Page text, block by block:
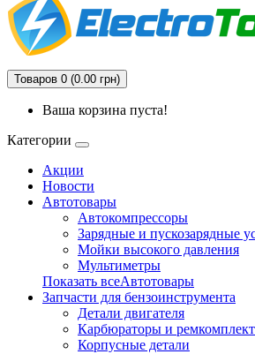
Товаров 0 (0.00 грн)
Ваша корзина пуста!
Категории
Акции
Новости
Автотовары
Автокомпрессоры
Зарядные и пускозарядные
Мойки высокого давления
Мультиметры
Показать всеАвтотовары
Запчасти для бензоинструмента
Детали двигателя
Карбюраторы и
Корпусные детали